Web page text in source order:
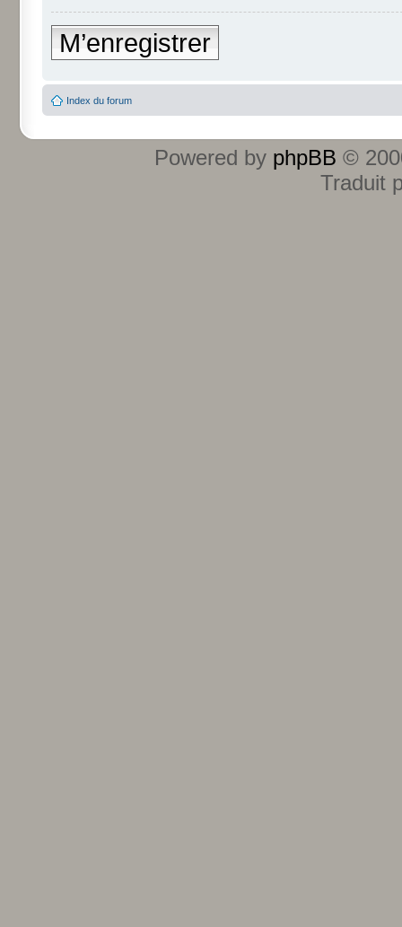
M’enregistrer
Index du forum
Powered by phpBB ©
Traduit